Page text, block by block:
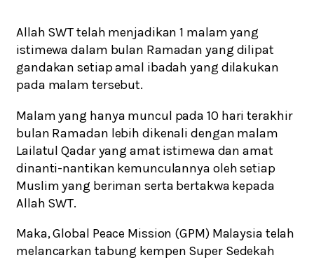
Allah SWT telah menjadikan 1 malam yang
istimewa dalam bulan Ramadan yang dilipat
gandakan setiap amal ibadah yang dilakukan
pada malam tersebut.
Malam yang hanya muncul pada 10 hari terakhir
bulan Ramadan lebih dikenali dengan malam
Lailatul Qadar yang amat istimewa dan amat
dinanti-nantikan kemunculannya oleh setiap
Muslim yang beriman serta bertakwa kepada
Allah SWT.
Maka, Global Peace Mission (GPM) Malaysia telah
melancarkan tabung kempen Super Sedekah